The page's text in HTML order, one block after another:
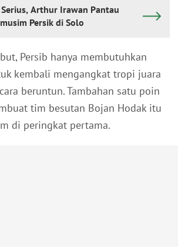
Arthur Irawan Pantau
Persik di Solo
Persib hanya membutuhkan
kembali mengangkat tropi juara
beruntun. Tambahan satu poin
tim besutan Bojan Hodak itu
di peringkat pertama.